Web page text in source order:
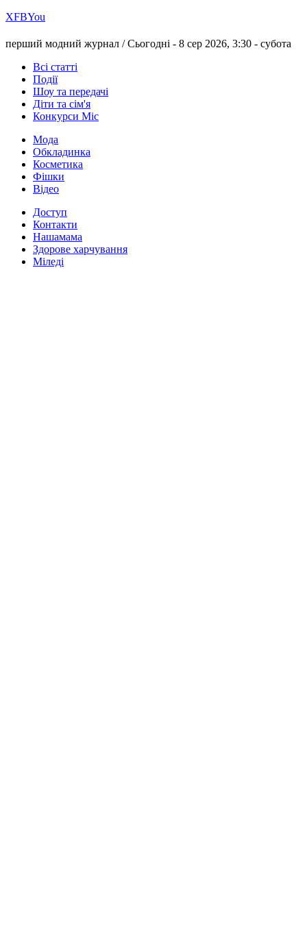
ХFBYou
перший модний журнал /Сьогодні - 8 сер 2026, 3:30 - субота
Всі статті
Події
Шоу та передачі
Діти та сім'я
Конкурси Міс
Мода
Обкладинка
Косметика
Фішки
Відео
Доступ
Контакти
Нашамама
Здорове харчування
Міледі